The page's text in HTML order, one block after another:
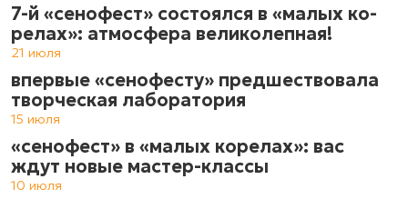
7-й «сенофест» состоялся в «ма­лых ко­
ре­лах»: атмос­фе­ра ве­ли­ко­леп­ная!
21 июля
впервые «сенофесту» предшествовала
творческая лаборатория
15 июля
«сенофест» в «малых корелах»: вас
ждут новые мастер-классы
10 июля